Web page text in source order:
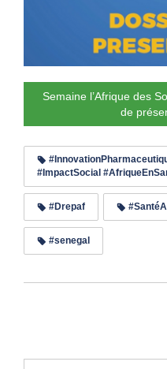
Semaine l’Afrique des
de
#ImpactSocial
#Drepaf
#senegal